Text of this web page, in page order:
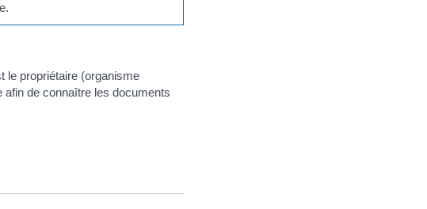
le propriétaire (organisme
de connaître les documents